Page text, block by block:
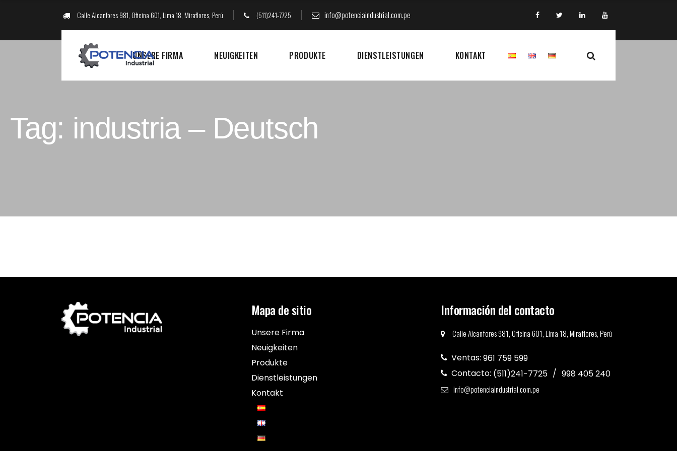
Calle Alcanfores 981, Oficina 601, Lima 18, Miraflores, Perú (511)241-7725 info@potenciaindustrial.com.pe
UNSERE FIRMA NEUIGKEITEN PRODUKTE DIENSTLEISTUNGEN KONTAKT
Tag: industria – Deutsch
Mapa de sitio
Unsere Firma
Neuigkeiten
Produkte
Dienstleistungen
Kontakt
Información del contacto
Calle Alcanfores 981, Oficina 601, Lima 18, Miraflores, Perú
Ventas:961 759 599
Contacto: (511)241-7725 998 405 240
info@potenciaindustrial.com.pe